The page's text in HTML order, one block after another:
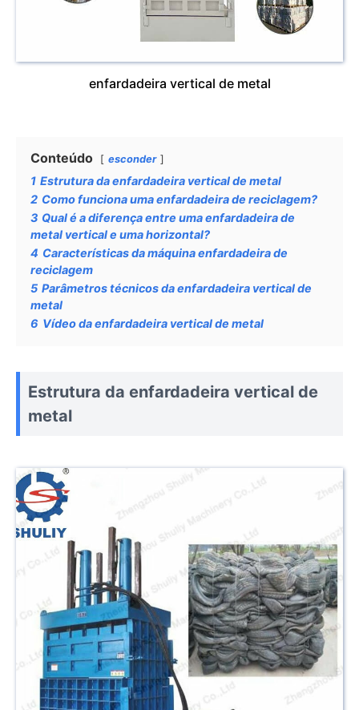
enfardadeira vertical de metal
Conteúdo esconder
1 Estrutura da enfardadeira vertical de metal
2 Como funciona uma enfardadeira de reciclagem?
3 Qual é a diferença entre uma enfardadeira de
metal vertical e uma horizontal?
4 Características da máquina enfardadeira de
reciclagem
5 Parâmetros técnicos da enfardadeira vertical de
metal
6 Vídeo da enfardadeira vertical de metal
Estrutura da enfardadeira vertical de
metal